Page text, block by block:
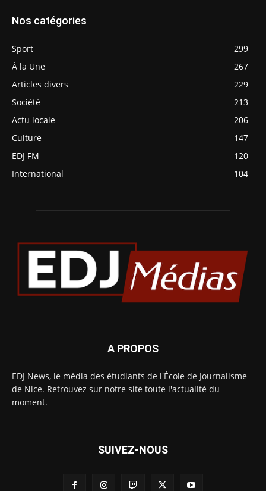
Nos catégories
Sport
299
À la Une
267
Articles divers
229
Société
213
Actu locale
206
Culture
147
EDJ FM
120
International
104
A PROPOS
EDJ News, le média des étudiants de l'École de Journalisme
de Nice. Retrouvez sur notre site toute l'actualité du
moment.
SUIVEZ-NOUS